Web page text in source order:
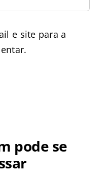
e site para a
pode se